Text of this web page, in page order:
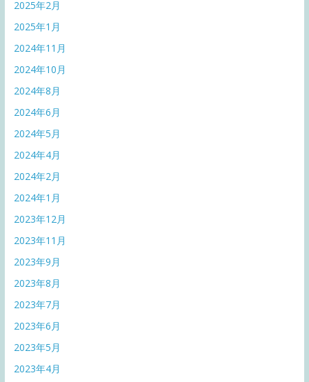
2025年2月
2025年1月
2024年11月
2024年10月
2024年8月
2024年6月
2024年5月
2024年4月
2024年2月
2024年1月
2023年12月
2023年11月
2023年9月
2023年8月
2023年7月
2023年6月
2023年5月
2023年4月